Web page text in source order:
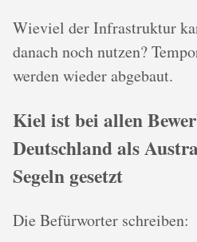
Wieviel der Infrastruktur
danach noch nutzen?
werden wieder abgebaut.
Kiel ist bei allen
Deutschland als
Segeln gesetzt
Die Befürworter schreiben: